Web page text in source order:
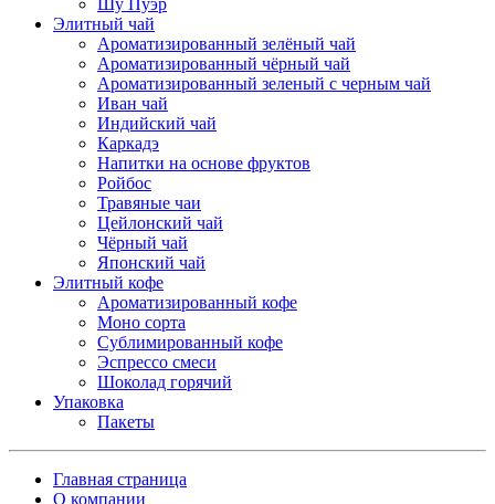
Элитный чай
Ароматизированный зелёный чай
Ароматизированный чёрный чай
Ароматизированный зеленый с черным чай
Иван чай
Индийский чай
Каркадэ
Напитки на основе фруктов
Ройбос
Травяные чаи
Цейлонский чай
Чёрный чай
Японский чай
Элитный кофе
Ароматизированный кофе
Моно сорта
Сублимированный кофе
Эспрессо смеси
Шоколад горячий
Упаковка
Пакеты
Главная страница
О компании